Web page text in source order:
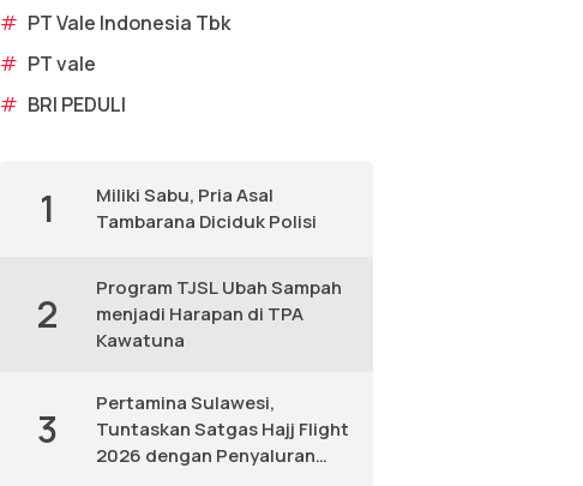
# PT Vale Indonesia Tbk
# PT vale
# BRI PEDULI
1
Miliki Sabu, Pria Asal
Tambarana Diciduk Polisi
2
Program TJSL Ubah Sampah
menjadi Harapan di TPA
Kawatuna
3
Pertamina Sulawesi,
Tuntaskan Satgas Hajj Flight
2026 dengan Penyaluran